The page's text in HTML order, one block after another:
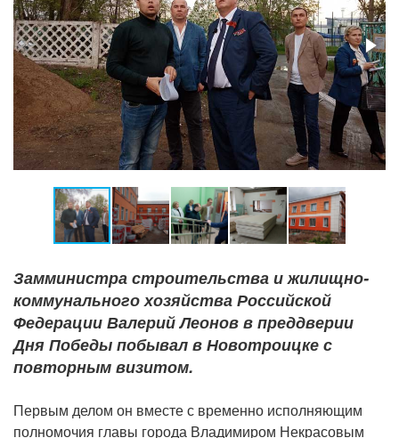
Замминистра строительства и жилищно-
коммунального хозяйства Российской
Федерации Валерий Леонов в преддверии
Дня Победы побывал в Новотроицке с
повторным визитом.
Первым делом он вместе с временно исполняющим
полномочия главы города Владимиром Некрасовым